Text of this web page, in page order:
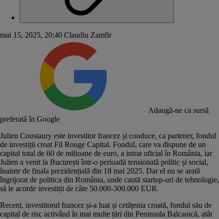
mai 15, 2025, 20:40 Claudiu Zamfir
Adaugă-ne ca sursă
preferată în Google
Julien Coustaury este investitor francez și conduce, ca partener, fondul
de investiții croat Fil Rouge Capital. Fondul, care va dispune de un
capital total de 60 de milioane de euro, a intrat oficial în România, iar
Julien a venit la București într-o perioadă tensionată politic și social,
înainte de finala prezidențială din 18 mai 2025. Dar el nu se arată
îngrijorat de politica din România, unde caută startup-uri de tehnologie,
să le acorde investiții de câte 50.000-300.000 EUR.
Recent, investitorul francez și-a luat și cetățenia croată, fondul său de
capital de risc activând în mai multe țări din Peninsula Balcanică, atât